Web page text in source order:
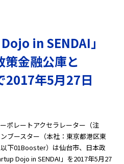
in SENDAI」
策金融公庫と
年5月27日
ポレートアクセラレーター（注
ブースター（本社：東京都港区東
下01Booster）は仙台市、日本政
Dojo in SENDAI」を2017年5月27